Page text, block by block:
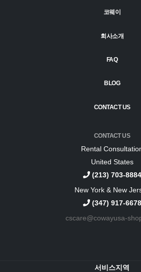
코웨이
회사소개
FAQ
BLOG
CONTACT US
CONTACT US
Rental
United States
(213) 703-8884
New York & New
(347) 917-6678
cscare@cowayusa-
서비스지역